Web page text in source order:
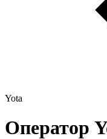
Yota
Оператор